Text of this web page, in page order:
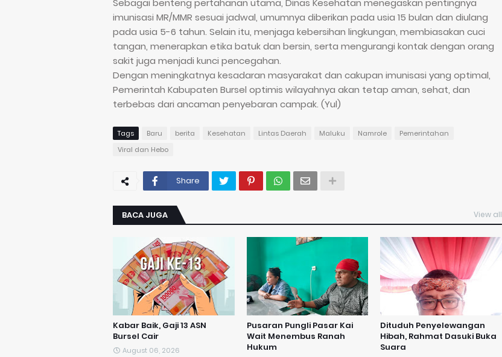
Sebagai benteng pertahanan utama, Dinas Kesehatan menegaskan pentingnya
imunisasi MR/MMR sesuai jadwal, umumnya diberikan pada usia 15 bulan dan diulang
pada usia 5-6 tahun. Selain itu, menjaga kebersihan lingkungan, membiasakan cuci
tangan, menerapkan etika batuk dan bersin, serta mengurangi kontak dengan orang
sakit juga menjadi kunci pencegahan.
Dengan meningkatnya kesadaran masyarakat dan cakupan imunisasi yang optimal,
Pemerintah Kabupaten Bursel optimis wilayahnya akan tetap aman, sehat, dan
terbebas dari ancaman penyebaran campak. (Yul)
Tags Baru berita Kesehatan Lintas Daerah Maluku Namrole
Pemerintahan
Viral dan Hebo
Share
BACA JUGA View all
Kabar Baik, Gaji 13 ASN
Bursel Cair
August 06, 2026
Pusaran Pungli Pasar Kai
Wait Menembus Ranah
Hukum
Dituduh Penyelewangan
Hibah, Rahmat Dasuki Buka
Suara